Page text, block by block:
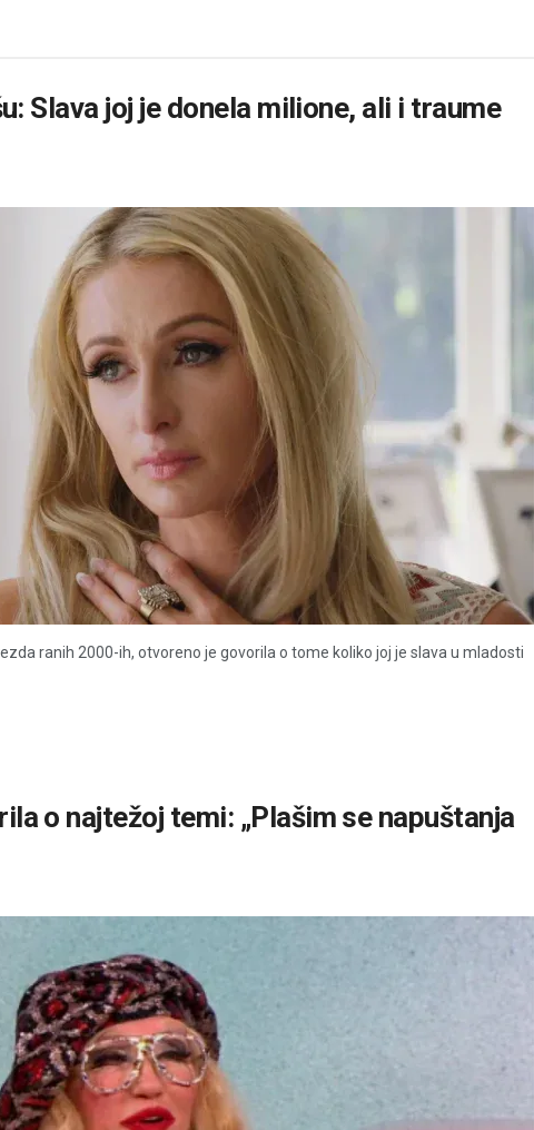
Slava joj je donela milione, ali i traume
ranih 2000-ih, otvoreno je govorila o tome koliko joj je slava u mladosti
o najtežoj temi: „Plašim se napuštanja